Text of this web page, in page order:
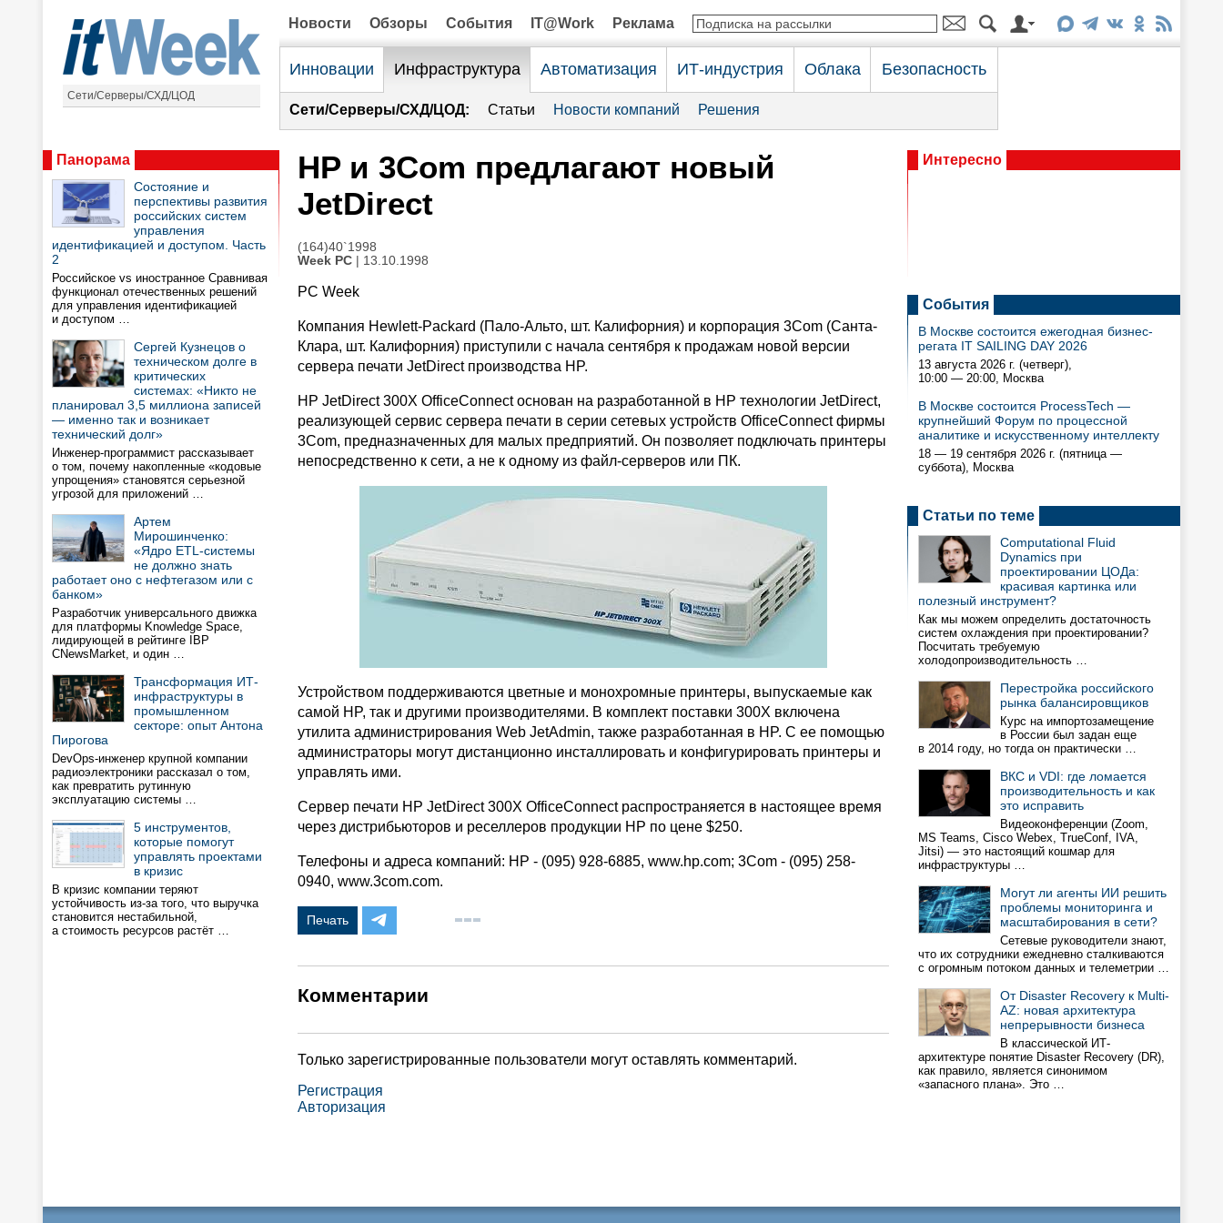
Сети/Серверы/СХД/ЦОД
Новости Обзоры События IT@Work Реклама
Инновации Инфраструктура Автоматизация ИТ-индустрия Облака Безопасность
Сети/Серверы/СХД/ЦОД: Статьи Новости компаний Решения
Панорама
Состояние и
перспективы развития
российских систем
управления
идентификацией и доступом. Часть
2
Российское vs иностранное Сравнивая
функционал отечественных решений
для управления идентификацией
и доступом …
Сергей Кузнецов о
техническом долге в
критических
системах: «Никто не
планировал 3,5 миллиона записей
— именно так и возникает
технический долг»
Инженер-программист рассказывает
о том, почему накопленные «кодовые
упрощения» становятся серьезной
угрозой для приложений …
Артем
Мирошинченко:
«Ядро ETL-системы
не должно знать
работает оно с нефтегазом или с
банком»
Разработчик универсального движка
для платформы Knowledge Space,
лидирующей в рейтинге IBP
CNewsMarket, и один …
Трансформация ИТ-
инфраструктуры в
промышленном
секторе: опыт Антона
Пирогова
DevOps-инженер крупной компании
радиоэлектроники рассказал о том,
как превратить рутинную
эксплуатацию системы …
5 инструментов,
которые помогут
управлять проектами
в кризис
В кризис компании теряют
устойчивость из-за того, что выручка
становится нестабильной,
а стоимость ресурсов растёт …
HP и 3Com предлагают новый
JetDirect
(164)40`1998
Week PC | 13.10.1998
PC Week
Компания Hewlett-Packard (Пало-Альто, шт. Калифорния) и корпорация 3Com (Санта-
Клара, шт. Калифорния) приступили с начала сентября к продажам новой версии
сервера печати JetDirect производства HP.
HP JetDirect 300X OfficeConnect основан на разработанной в HP технологии JetDirect,
реализующей сервис сервера печати в серии сетевых устройств OfficeConnect фирмы
3Com, предназначенных для малых предприятий. Он позволяет подключать принтеры
непосредственно к сети, а не к одному из файл-серверов или ПК.
Устройством поддерживаются цветные и монохромные принтеры, выпускаемые как
самой HP, так и другими производителями. В комплект поставки 300X включена
утилита администрирования Web JetAdmin, также разработанная в HP. С ее помощью
администраторы могут дистанционно инсталлировать и конфигурировать принтеры и
управлять ими.
Сервер печати HP JetDirect 300X OfficeConnect распространяется в настоящее время
через дистрибьюторов и реселлеров продукции HP по цене $250.
Телефоны и адреса компаний: HP - (095) 928-6885, www.hp.com; 3Com - (095) 258-
0940, www.3com.com.
Печать
Комментарии
Только зарегистрированные пользователи могут оставлять комментарий.
Регистрация
Авторизация
Интересно
События
В Москве состоится ежегодная бизнес-
регата IT SAILING DAY 2026
13 августа 2026 г. (четверг),
10:00 — 20:00, Москва
В Москве состоится ProcessTech —
крупнейший Форум по процессной
аналитике и искусственному интеллекту
18 — 19 сентября 2026 г. (пятница —
суббота), Москва
Статьи по теме
Computational Fluid
Dynamics при
проектировании ЦОДа:
красивая картинка или
полезный инструмент?
Как мы можем определить достаточность
систем охлаждения при проектировании?
Посчитать требуемую
холодопроизводительность …
Перестройка российского
рынка балансировщиков
Курс на импортозамещение
в России был задан еще
в 2014 году, но тогда он практически …
ВКС и VDI: где ломается
производительность и как
это исправить
Видеоконференции (Zoom,
MS Teams, Cisco Webex, TrueConf, IVA,
Jitsi) — это настоящий кошмар для
инфраструктуры …
Могут ли агенты ИИ решить
проблемы мониторинга и
масштабирования в сети?
Сетевые руководители знают,
что их сотрудники ежедневно сталкиваются
с огромным потоком данных и телеметрии …
От Disaster Recovery к Multi-
AZ: новая архитектура
непрерывности бизнеса
В классической ИТ-
архитектуре понятие Disaster Recovery (DR),
как правило, является синонимом
«запасного плана». Это …